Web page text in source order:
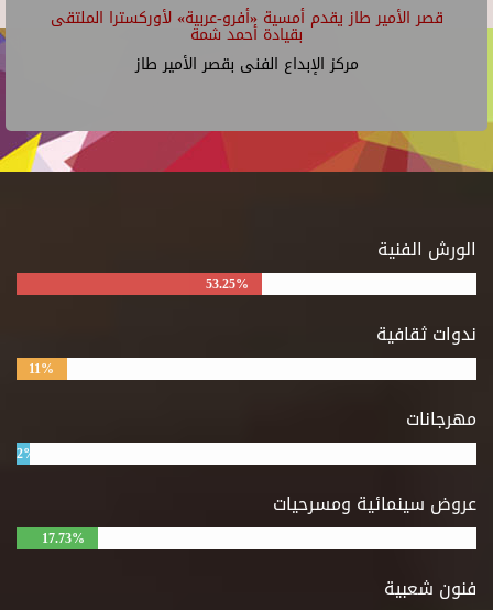
قصر الأمير طاز يقدم أمسية «أفرو-عربية» لأوركسترا الملتقى
بقيادة أحمد شمة
مركز الإبداع الفنى بقصر الأمير طاز
الورش الفنية
53.25%
ندوات ثقافية
11%
مهرجانات
2%
عروض سينمائية ومسرحيات
17.73%
فنون شعبية